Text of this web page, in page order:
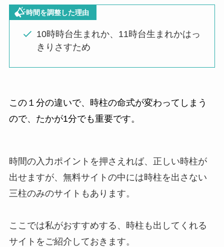
時間を調整した理由
10時時台生まれか、11時台生まれかはっ
きりさすため
この１分の違いで、時柱の命式が変わってしまう
ので、たかが1分でも重要です。
時間の入力ポイントを押さえれば、正しい時柱が
出せますが、無料サイトの中には時柱を出さない
三柱のみのサイトもあります。
ここでは私がおすすめする、時柱も出してくれる
サイトをご紹介しておきます。